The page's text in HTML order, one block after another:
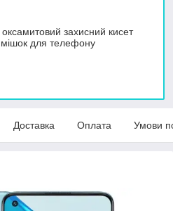
захисний кисет
для телефону
Доставка Оплата Умови